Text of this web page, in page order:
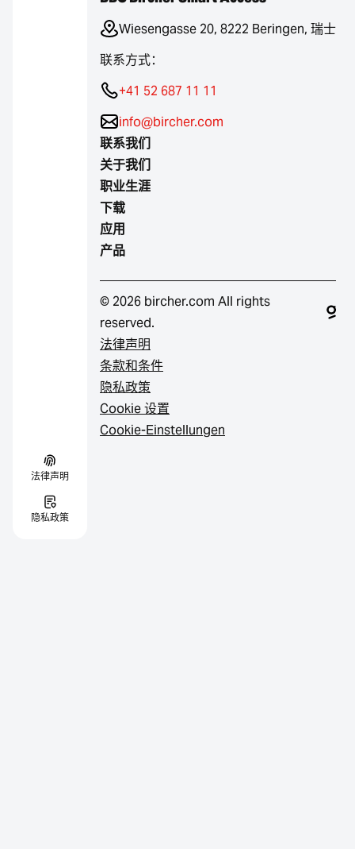
法律声明
隐私政策
Wiesengasse 20, 8222 Beringen, 瑞士
联系方式：
+41 52 687 11 11
info@bircher.com
联系我们
关于我们
职业生涯
下载
应用
产品
© 2026 bircher.com All rights
reserved.
法律声明
条款和条件
隐私政策
Cookie 设置
Cookie-Einstellungen